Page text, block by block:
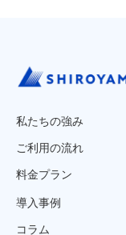
私たちの強み
ご利用の流れ
料金プラン
導入事例
コラム